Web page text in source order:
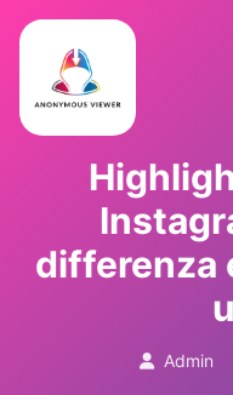
differenza
Admin